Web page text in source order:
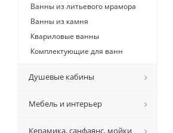
Ванны из литьевого мрамора
Ванны из камня
Квариловые ванны
Комплектующие для ванн
Душевые кабины
Мебель и интерьер
Керамикa, санфаянс, мойки